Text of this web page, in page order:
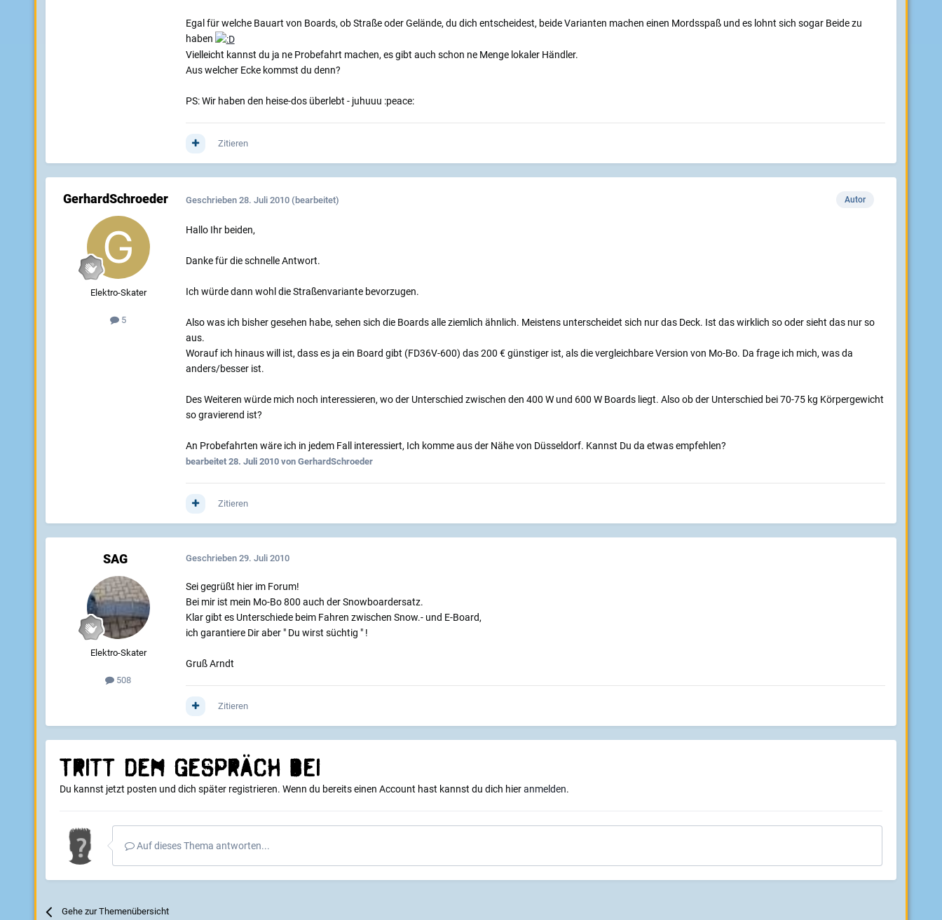
Egal für welche Bauart von Boards, ob Straße oder Gelände, du dich entscheidest, beide Varianten machen einen Mordsspaß und es lohnt sich sogar Beide zu
haben
Vielleicht kannst du ja ne Probefahrt machen, es gibt auch schon ne Menge lokaler Händler.
Aus welcher Ecke kommst du denn?
PS: Wir haben den heise-dos überlebt - juhuuu :peace:
Zitieren
GerhardSchroeder
Elektro-Skater
5
Autor
Geschrieben 28. Juli 2010 (bearbeitet)
Hallo Ihr beiden,
Danke für die schnelle Antwort.
Ich würde dann wohl die Straßenvariante bevorzugen.
Also was ich bisher gesehen habe, sehen sich die Boards alle ziemlich ähnlich. Meistens unterscheidet sich nur das Deck. Ist das wirklich so oder sieht das nur so
aus.
Worauf ich hinaus will ist, dass es ja ein Board gibt (FD36V-600) das 200 € günstiger ist, als die vergleichbare Version von Mo-Bo. Da frage ich mich, was da
anders/besser ist.
Des Weiteren würde mich noch interessieren, wo der Unterschied zwischen den 400 W und 600 W Boards liegt. Also ob der Unterschied bei 70-75 kg Körpergewicht
so gravierend ist?
An Probefahrten wäre ich in jedem Fall interessiert, Ich komme aus der Nähe von Düsseldorf. Kannst Du da etwas empfehlen?
bearbeitet 28. Juli 2010von GerhardSchroeder
Zitieren
SAG
Elektro-Skater
508
Geschrieben 29. Juli 2010
Sei gegrüßt hier im Forum!
Bei mir ist mein Mo-Bo 800 auch der Snowboardersatz.
Klar gibt es Unterschiede beim Fahren zwischen Snow.- und E-Board,
ich garantiere Dir aber " Du wirst süchtig " !
Gruß Arndt
Zitieren
Tritt dem Gespräch bei
Du kannst jetzt posten und dich später registrieren. Wenn du bereits einen Account hast kannst du dich hieranmelden.
Auf dieses Thema antworten...
Gehe zur Themenübersicht